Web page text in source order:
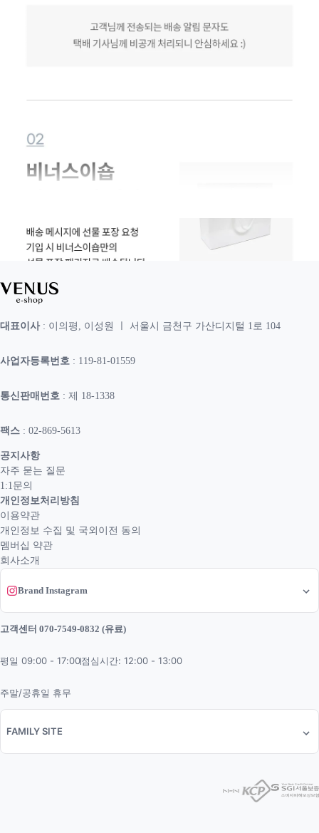
대표이사: 이의평, 이성원 ㅣ 서울시 금천구 가산디지털 1로 104
사업자등록번호 : 119-81-01559
통신판매번호 : 제 18-1338
팩스 : 02-869-5613
공지사항
자주 묻는 질문
1:1문의
개인정보처리방침
이용약관
개인정보 수집 및 국외이전 동의
멤버십 약관
회사소개
Brand Instagram
고객센터 070-7549-0832 (유료)
평일 09:00 - 17:00점심시간: 12:00 - 13:00
주말/공휴일 휴무
FAMILY SITE